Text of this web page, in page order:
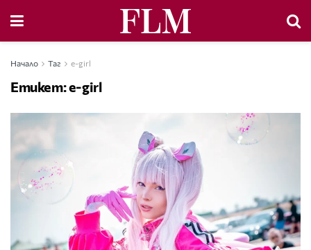
Начало Таг e-girl
Етикет:e-girl